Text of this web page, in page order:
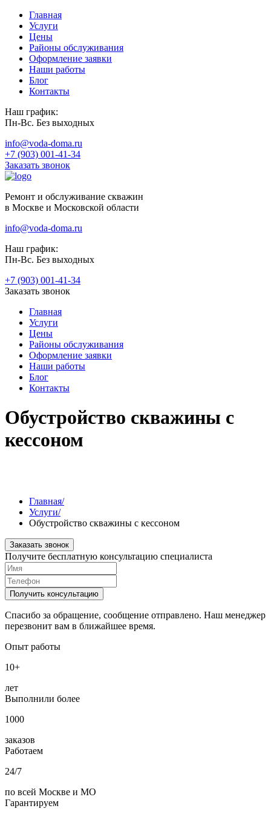
Главная
Услуги
Цены
Районы обслуживания
Оформление заявки
Наши работы
Блог
Контакты
Наш график:
Пн-Вс. Без выходных
info@voda-doma.ru
+7 (903) 001-41-34
Заказать звонок
Ремонт и обслуживание скважин
в Москве и Московской области
info@voda-doma.ru
Наш график:
Пн-Вс. Без выходных
+7 (903) 001-41-34
Заказать звонок
Главная
Услуги
Цены
Районы обслуживания
Оформление заявки
Наши работы
Блог
Контакты
Обустройство скважины с
кессоном
Главная/
Услуги/
Обустройство скважины с кессоном
Заказать звонок
Получите бесплатную консультацию специалиста
Получить консультацию
Спасибо за обращение, сообщение отправлено. Наш менеджер
перезвонит вам в ближайшее время.
Опыт работы
10+
лет
Выполнили более
1000
заказов
Работаем
24/7
по всей Москве и МО
Гарантируем